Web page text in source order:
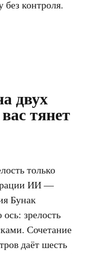
без контроля.
двух
тянет
только
ИИ —
Бунак
зрелость
Сочетание
даёт шесть